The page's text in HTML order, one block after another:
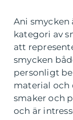
Ani smycken
kategori av
att
smycken
personligt
material och
smaker och
och är